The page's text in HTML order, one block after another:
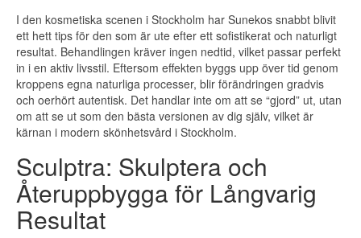
I den kosmetiska scenen i Stockholm har Sunekos snabbt blivit
ett hett tips för den som är ute efter ett sofistikerat och naturligt
resultat. Behandlingen kräver ingen nedtid, vilket passar perfekt
in i en aktiv livsstil. Eftersom effekten byggs upp över tid genom
kroppens egna naturliga processer, blir förändringen gradvis
och oerhört autentisk. Det handlar inte om att se “gjord” ut, utan
om att se ut som den bästa versionen av dig själv, vilket är
kärnan i modern skönhetsvård i Stockholm.
Sculptra: Skulptera och
Återuppbygga för Långvarig
Resultat